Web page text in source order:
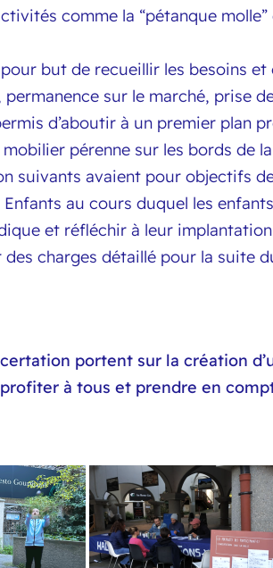
comme la “pétanque molle”
but de recueillir les besoins
permanence sur le marché, prise
d’aboutir à un premier plan
pérenne sur les bords de
suivants avaient pour objectifs
au cours duquel les
et réfléchir à leur
des charges détaillé pour la
portent sur la création
à tous et prendre en